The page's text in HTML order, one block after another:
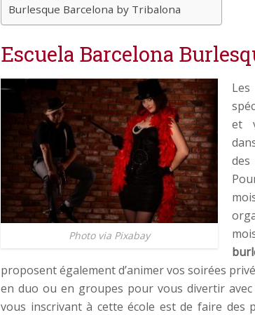
Burlesque Barcelona by Tribalona
Escuela Barcelona
Photo via Pixabay
et
proposent également d’animer vos soirées
en duo ou en groupes pour vous divertir
vous inscrivant à cette école est de faire des